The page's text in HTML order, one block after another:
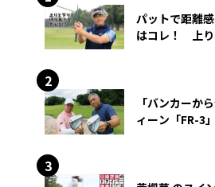
パットで距離
はコレ！ 上り
「バンカーか
ィーン「FR-3